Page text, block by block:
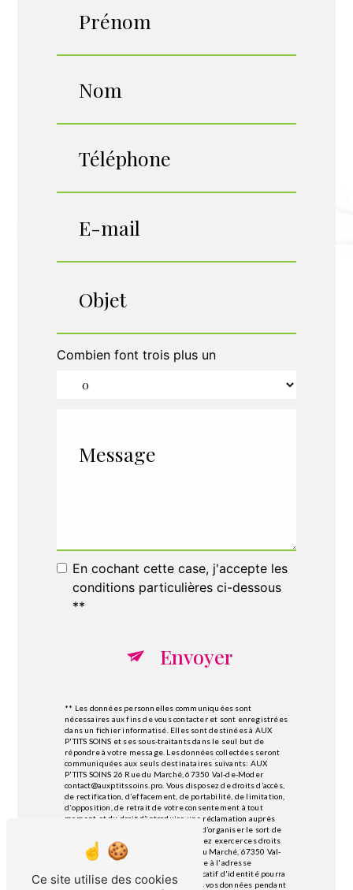
Combien font trois plus un
En cochant cette case, j'accepte les
conditions particulières ci-dessous
**
Envoyer
** Les données personnelles communiquées sont
nécessaires aux fins de vous contacter et sont enregistrées
dans un fichier informatisé. Elles sont destinées à AUX
P'TITS SOINS et ses sous-traitants dans le seul but de
répondre à votre message. Les données collectées seront
communiquées aux seuls destinataires suivants: AUX
P'TITS SOINS 26 Rue du Marché, 67350 Val-de-Moder
contact@auxptitssoins.pro. Vous disposez de droits d’accès,
de rectification, d’effacement, de portabilité, de limitation,
d’opposition, de retrait de votre consentement à tout
moment et du droit d’introduire une réclamation auprès
d’une autorité de contrôle, ainsi que d’organiser le sort de
vos données post-mortem. Vous pouvez exercer ces droits
par voie postale à l'adresse 26 Rue du Marché, 67350 Val-
de-Moder ou par courrier électronique à l'adresse
contact@auxptitssoins.pro. Un justificatif d'identité pourra
vous être demandé. Nous conservons vos données pendant
Ce site utilise des cookies